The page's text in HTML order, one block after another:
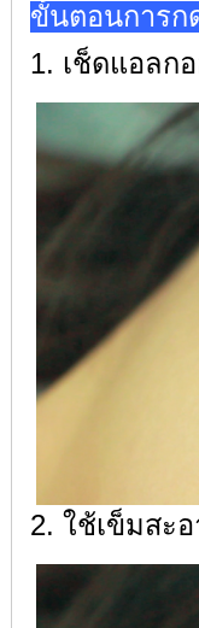
ขั้นตอนการก
1. เช็ดแอลก
2. ใช้เข็มสะ